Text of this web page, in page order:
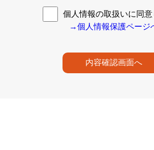
個人情報の取扱いに同意
→個人情報保護ページ
内容確認画面へ